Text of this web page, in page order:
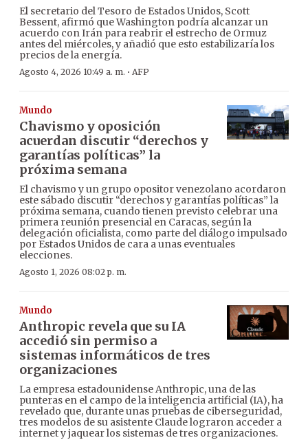
El secretario del Tesoro de Estados Unidos, Scott
Bessent, afirmó que Washington podría alcanzar un
acuerdo con Irán para reabrir el estrecho de Ormuz
antes del miércoles, y añadió que esto estabilizaría los
precios de la energía.
Agosto 4, 2026 10:49 a. m. · AFP
Mundo
Chavismo y oposición
acuerdan discutir “derechos y
garantías políticas” la
próxima semana
El chavismo y un grupo opositor venezolano acordaron
este sábado discutir “derechos y garantías políticas” la
próxima semana, cuando tienen previsto celebrar una
primera reunión presencial en Caracas, según la
delegación oficialista, como parte del diálogo impulsado
por Estados Unidos de cara a unas eventuales
elecciones.
Agosto 1, 2026 08:02 p. m.
Mundo
Anthropic revela que su IA
accedió sin permiso a
sistemas informáticos de tres
organizaciones
La empresa estadounidense Anthropic, una de las
punteras en el campo de la inteligencia artificial (IA), ha
revelado que, durante unas pruebas de ciberseguridad,
tres modelos de su asistente Claude lograron acceder a
internet y jaquear los sistemas de tres organizaciones.